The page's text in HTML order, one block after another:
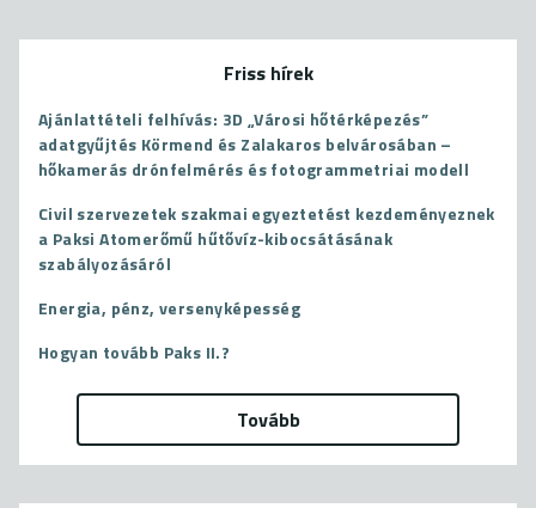
Friss hírek
Ajánlattételi felhívás: 3D „Városi hőtérképezés”
adatgyűjtés Körmend és Zalakaros belvárosában –
hőkamerás drónfelmérés és fotogrammetriai modell
Civil szervezetek szakmai egyeztetést kezdeményeznek
a Paksi Atomerőmű hűtővíz-kibocsátásának
szabályozásáról
Energia, pénz, versenyképesség
Hogyan tovább Paks II.?
Tovább